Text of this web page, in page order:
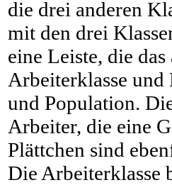
die drei anderen
mit den drei
eine Leiste, die
Arbeiterklasse
und Population.
Arbeiter, die eine
Plättchen sind
Die Arbeiterklasse